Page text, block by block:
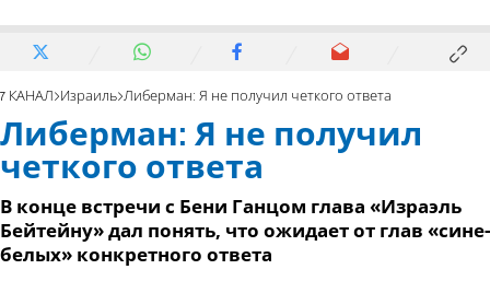
7 КАНАЛ Израиль Либерман: Я не получил четкого ответа
Либерман: Я не получил
четкого ответа
В конце встречи с Бени Ганцом глава «Израэль
Бейтейну» дал понять, что ожидает от глав «сине-
белых» конкретного ответа